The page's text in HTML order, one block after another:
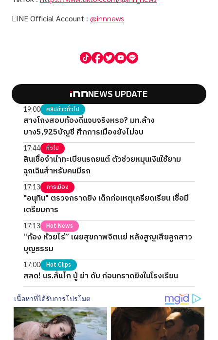
LINE Official Account : @innnews
NEWS UPDATE
19:00 คลิปข่าวทั่วไป
สางโกงสอบท้องถิ่นจบจริงหรอ? มท.ล้าง
บาง5,925บัญชี ศึกการเมืองยังไม่จบ
17:44 ทั่วไป
สินเชื่อจำนำทะเบียนรถยนต์ ตัวช่วยหมุนเงินใช้ยาม
ฉุกเฉินสำหรับคนมีรถ
17:13 การเมือง
"อนุทิน" ตรวจกราดยิง เด็กก่อเหตุเครียดเรียน เชื่อมี
เตรียมการ
17:13 Hot News
“ก้อง ห้วยไร่” เผยสุขภาพจิตแย่ หลังสูญเสียลูกสาว
บุญธรรม
17:00 Hot Clips
สลด! นร.ลั่นไก ปู่ ย่า ดับ ก่อนกราดยิงในโรงเรียน